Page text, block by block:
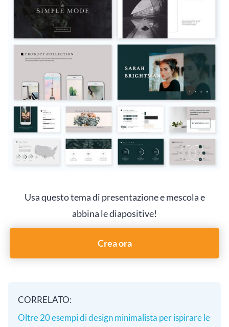
Usa questo tema di presentazione e mescola e
abbina le diapositive!
Crea ora
CORRELATO:
Oltre 20 esempi di design minimalista per ispirare le